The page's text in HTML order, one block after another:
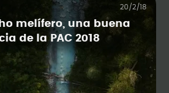
20/2/18
melífero, una buena
de la PAC 2018